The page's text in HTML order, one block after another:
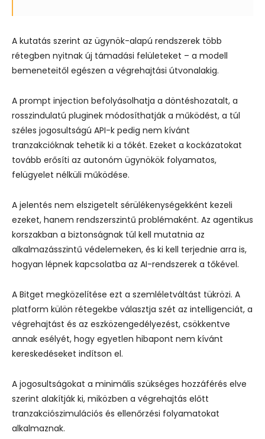
A kutatás szerint az ügynök-alapú rendszerek több
rétegben nyitnak új támadási felületeket – a modell
bemeneteitől egészen a végrehajtási útvonalakig.
A prompt injection befolyásolhatja a döntéshozatalt, a
rosszindulatú pluginek módosíthatják a működést, a túl
széles jogosultságú API-k pedig nem kívánt
tranzakcióknak tehetik ki a tőkét. Ezeket a kockázatokat
tovább erősíti az autonóm ügynökök folyamatos,
felügyelet nélküli működése.
A jelentés nem elszigetelt sérülékenységekként kezeli
ezeket, hanem rendszerszintű problémaként. Az agentikus
korszakban a biztonságnak túl kell mutatnia az
alkalmazásszintű védelemeken, és ki kell terjednie arra is,
hogyan lépnek kapcsolatba az AI-rendszerek a tőkével.
A Bitget megközelítése ezt a szemléletváltást tükrözi. A
platform külön rétegekbe választja szét az intelligenciát, a
végrehajtást és az eszközengedélyezést, csökkentve
annak esélyét, hogy egyetlen hibapont nem kívánt
kereskedéseket indítson el.
A jogosultságokat a minimális szükséges hozzáférés elve
szerint alakítják ki, miközben a végrehajtás előtt
tranzakciószimulációs és ellenőrzési folyamatokat
alkalmaznak.